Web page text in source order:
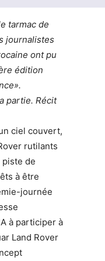
tarmac de
journalistes
ont pu
édition
partie. Récit
ciel couvert,
rutilants
piste de
à être
journée
à participer à
Land Rover